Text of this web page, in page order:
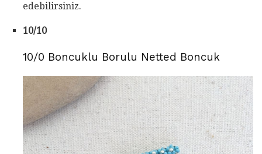
edebilirsiniz.
10/10
10/0 Boncuklu Borulu Netted Boncuk